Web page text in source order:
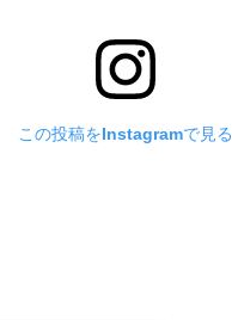
この投稿をInstagramで見る